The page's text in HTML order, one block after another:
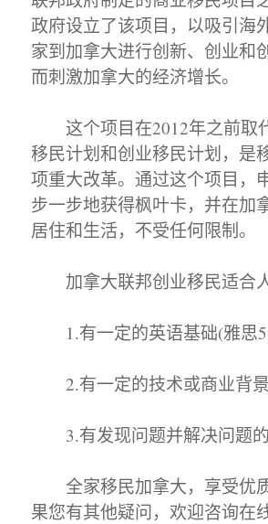
政府设立了该项目，以吸引海
家到加拿大进行创新、创业和
而刺激加拿大的经济增长。
这个项目在2012年之前取
移民计划和创业移民计划，是
项重大改革。通过这个项目，
步一步地获得枫叶卡，并在加
居住和生活，不受任何限制。
加拿大联邦创业移民适合人
1.有一定的英语基础(雅思5
2.有一定的技术或商业背景
3.有发现问题并解决问题
全家移民加拿大，享受优
果您有其他疑问，欢迎咨询在